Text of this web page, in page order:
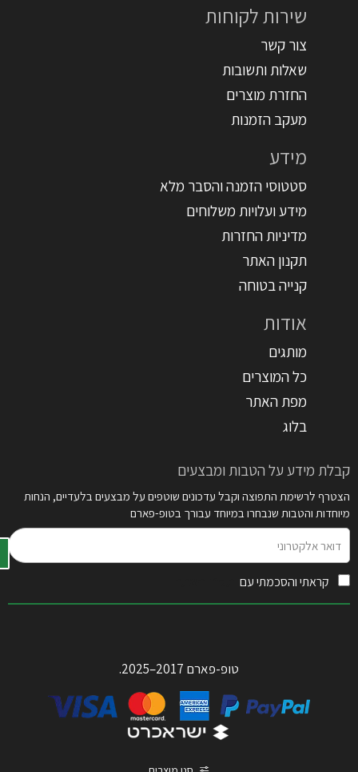
שירות לקוחות
צור קשר
שאלות ותשובות
החזרת מוצרים
מעקב הזמנות
מידע
סטטוסי הזמנה והסבר מלא
מידע ועלויות משלוחים
מדיניות החזרות
תקנון האתר
קנייה בטוחה
אודות
מותגים
כל המוצרים
מפת האתר
בלוג
קבלת מידע על הטבות ומבצעים
הצטרף לרשימת התפוצה וקבל עדכונים שוטפים על מבצעים בלעדיים, הנחות
מיוחדות והטבות שנבחרו במיוחד עבורך בטופ-פארם
אלקטרוני
קראתי והסכמתי עם
טופ-פארם 2017–2025.